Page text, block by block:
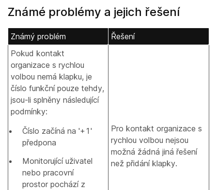
Známé problémy a jejich řešení
Známý problém
Řešení
Pokud kontakt
organizace s rychlou
volbou nemá klapku, je
číslo funkční pouze tehdy,
jsou-li splněny následující
podmínky:
Číslo začíná na '+1'
předpona
Monitorující uživatel
nebo pracovní
prostor pochází z
Pro kontakt organizace s
rychlou volbou nejsou
možná žádná jiná řešení
než přidání klapky.